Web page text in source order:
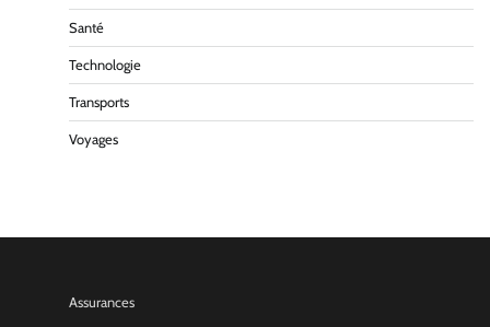
Santé
Technologie
Transports
Voyages
Assurances